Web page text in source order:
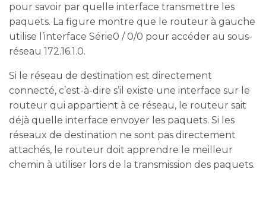
pour savoir par quelle interface transmettre les
paquets. La figure montre que le routeur à gauche
utilise l’interface Série0 / 0/0 pour accéder au sous-
réseau 172.16.1.0.
Si le réseau de destination est directement
connecté, c’est-à-dire s’il existe une interface sur le
routeur qui appartient à ce réseau, le routeur sait
déjà quelle interface envoyer les paquets. Si les
réseaux de destination ne sont pas directement
attachés, le routeur doit apprendre le meilleur
chemin à utiliser lors de la transmission des paquets.